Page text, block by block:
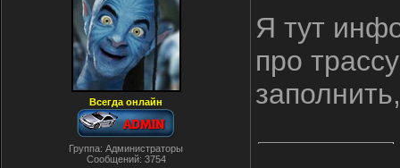
Всегда онлайн
Группа: Администраторы
Сообщений: 3754
Я тут
про